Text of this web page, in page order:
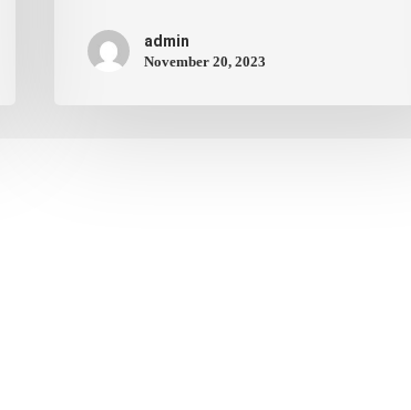
admin
November 20, 2023